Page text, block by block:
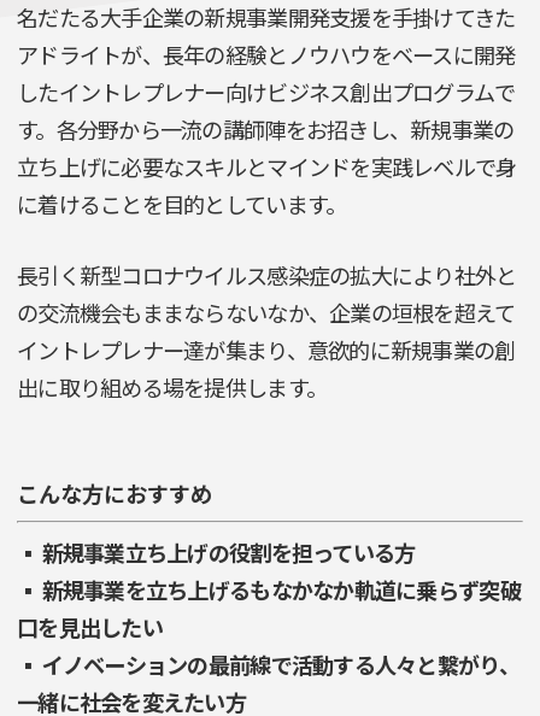
名だたる大手企業の新規事業開発支援を手掛けてきた
アドライトが、長年の経験とノウハウをベースに開発
したイントレプレナー向けビジネス創出プログラムで
す。各分野から一流の講師陣をお招きし、新規事業の
立ち上げに必要なスキルとマインドを実践レベルで身
に着けることを目的としています。
長引く新型コロナウイルス感染症の拡大により社外と
の交流機会もままならないなか、企業の垣根を超えて
イントレプレナー達が集まり、意欲的に新規事業の創
出に取り組める場を提供します。
こんな方におすすめ
▪ 新規事業立ち上げの役割を担っている方
▪ 新規事業を立ち上げるもなかなか軌道に乗らず突破
口を見出したい
▪ イノベーションの最前線で活動する人々と繋がり、
一緒に社会を変えたい方